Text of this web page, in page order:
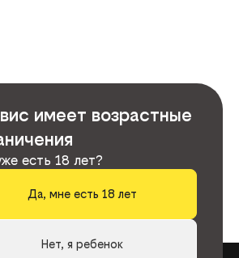
имеет возрастные
есть 18 лет?
Да, мне есть 18 лет
Нет, я ребенок